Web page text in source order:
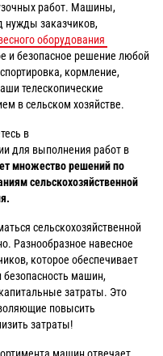
работ. Машины,
нужды заказчиков,
оборудования
и безопасное решение любой
кормление,
телескопические
в сельском хозяйстве.
в
для выполнения работ в
множество решений по
сельскохозяйственной
сельскохозяйственной
Разнообразное навесное
которое обеспечивает
безопасность машин,
затраты. Это
повысить
затраты!